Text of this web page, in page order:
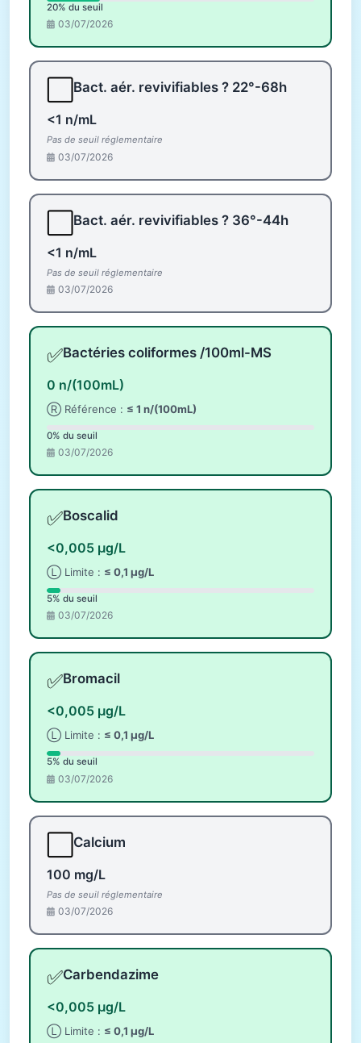
20% du seuil
03/07/2026
Bact. aér. revivifiables ? 22°-68h
<1 n/mL
Pas de seuil réglementaire
03/07/2026
Bact. aér. revivifiables ? 36°-44h
<1 n/mL
Pas de seuil réglementaire
03/07/2026
✅Bactéries coliformes /100ml-MS
0 n/(100mL)
Ⓡ Référence : ≤ 1 n/(100mL)
0% du seuil
03/07/2026
✅Boscalid
<0,005 µg/L
Ⓛ Limite : ≤ 0,1 µg/L
5% du seuil
03/07/2026
✅Bromacil
<0,005 µg/L
Ⓛ Limite : ≤ 0,1 µg/L
5% du seuil
03/07/2026
Calcium
100 mg/L
Pas de seuil réglementaire
03/07/2026
✅Carbendazime
<0,005 µg/L
Ⓛ Limite : ≤ 0,1 µg/L